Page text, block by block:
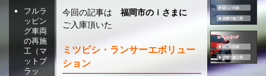
今回の記事は福岡市のｉさまに
ご入庫頂いた
ミツビシ・ランサーエボリュー
ション
フルラ
ッピン
グ車両
の再施
工（マ
ットブ
ラッ